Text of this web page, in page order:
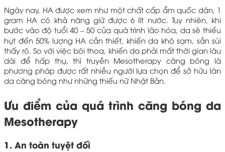
Ngày nay, HA được xem như một chất cấp ẩm quốc dân, 1
gram HA có khả năng giữ được 6 lít nước. Tuy nhiên, khi
bước vào độ tuổi 40 – 50 của quá trình lão hóa, da sẽ thiếu
hụt đến 50% lượng HA cần thiết, khiến da khô sạm, sần sùi
thấy rõ. So với việc bôi thoa, khiến da phải mất thời gian lâu
dài để hấp thụ, thì truyền Mesotherapy căng bóng là
phương pháp được rất nhiều người lựa chọn để sở hữu làn
da căng bóng như những thiếu nữ Nhật Bản.
Ưu điểm của quá trình căng bóng da
Mesotherapy
1. An toàn tuyệt đối